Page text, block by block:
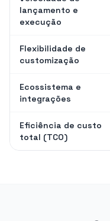
lançamento e
execução
Flexibilidade de
customização
Ecossistema e
integrações
Eficiência de custo
total (TCO)